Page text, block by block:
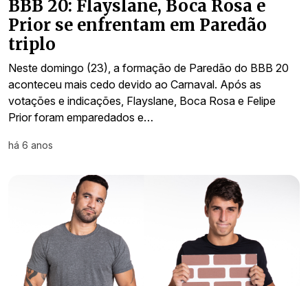
BBB 20: Flayslane, Boca Rosa e
Prior se enfrentam em Paredão
triplo
Neste domingo (23), a formação de Paredão do BBB 20
aconteceu mais cedo devido ao Carnaval. Após as
votações e indicações, Flayslane, Boca Rosa e Felipe
Prior foram emparedados e…
há 6 anos